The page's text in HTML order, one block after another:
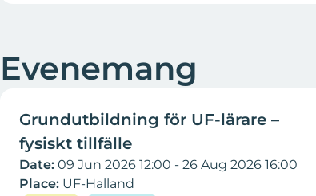
Evenemang09 Jun - 26 Aug 2026
Grundutbildning för UF-lärare –
fysiskt tillfälle
Date: 09 Jun 2026 12:00 - 26 Aug 2026 16:00
Place: UF-Halland